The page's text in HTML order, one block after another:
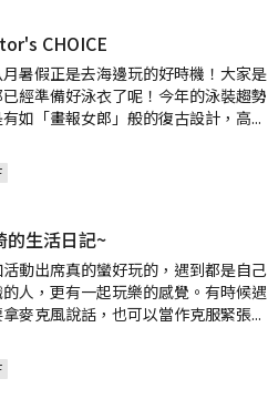
CHOICE
月暑假正是去海邊玩的好時機！大家是
經準備好泳衣了呢！今年的泳裝趨勢
如「畫報女郎」般的復古設計，高...
的生活日記~
動出席真的蠻好玩的，遇到都是自己
的人，更有一起玩樂的感覺。有時候遇
拿麥克風說話，也可以當作克服緊張...